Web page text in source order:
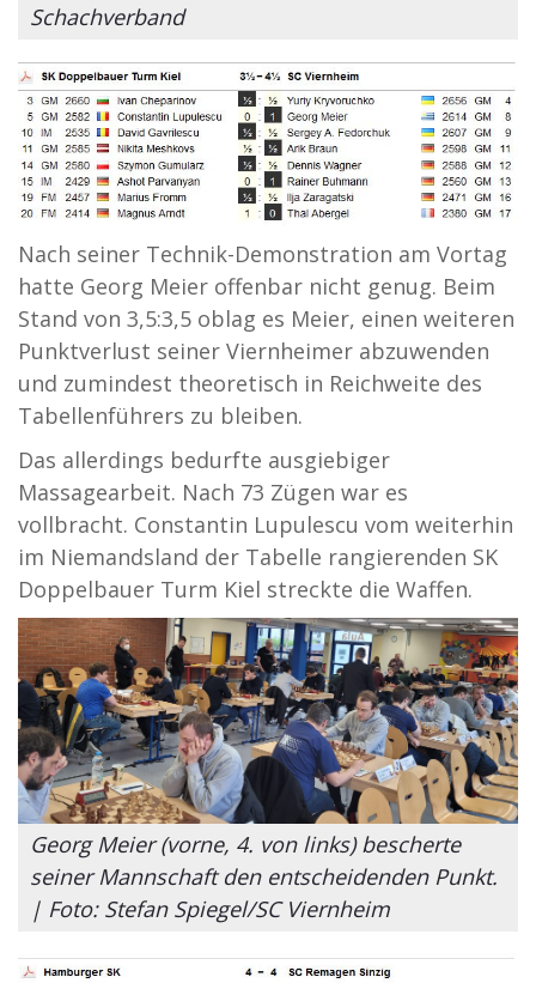
Schachverband
Nach seiner Technik-Demonstration am Vortag
hatte Georg Meier offenbar nicht genug. Beim
Stand von 3,5:3,5 oblag es Meier, einen weiteren
Punktverlust seiner Viernheimer abzuwenden
und zumindest theoretisch in Reichweite des
Tabellenführers zu bleiben.
Das allerdings bedurfte ausgiebiger
Massagearbeit. Nach 73 Zügen war es
vollbracht. Constantin Lupulescu vom weiterhin
im Niemandsland der Tabelle rangierenden SK
Doppelbauer Turm Kiel streckte die Waffen.
Georg Meier (vorne, 4. von links) bescherte
seiner Mannschaft den entscheidenden Punkt.
| Foto: Stefan Spiegel/SC Viernheim